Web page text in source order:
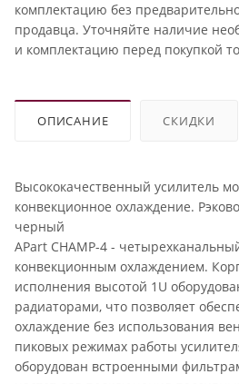
комплектацию без
продавца. Уточняйте наличие
и комплектацию перед покупкой
ОПИСАНИЕ СКИДКИ
Высококачественный усилитель
конвекционное охлаждение.
черный
APart CHAMP-4 -
конвекционным охлаждением.
исполнения высотой 1U
радиаторами, что позволяет
охлаждение без использования
пиковых режимах работы
оборудован встроенными